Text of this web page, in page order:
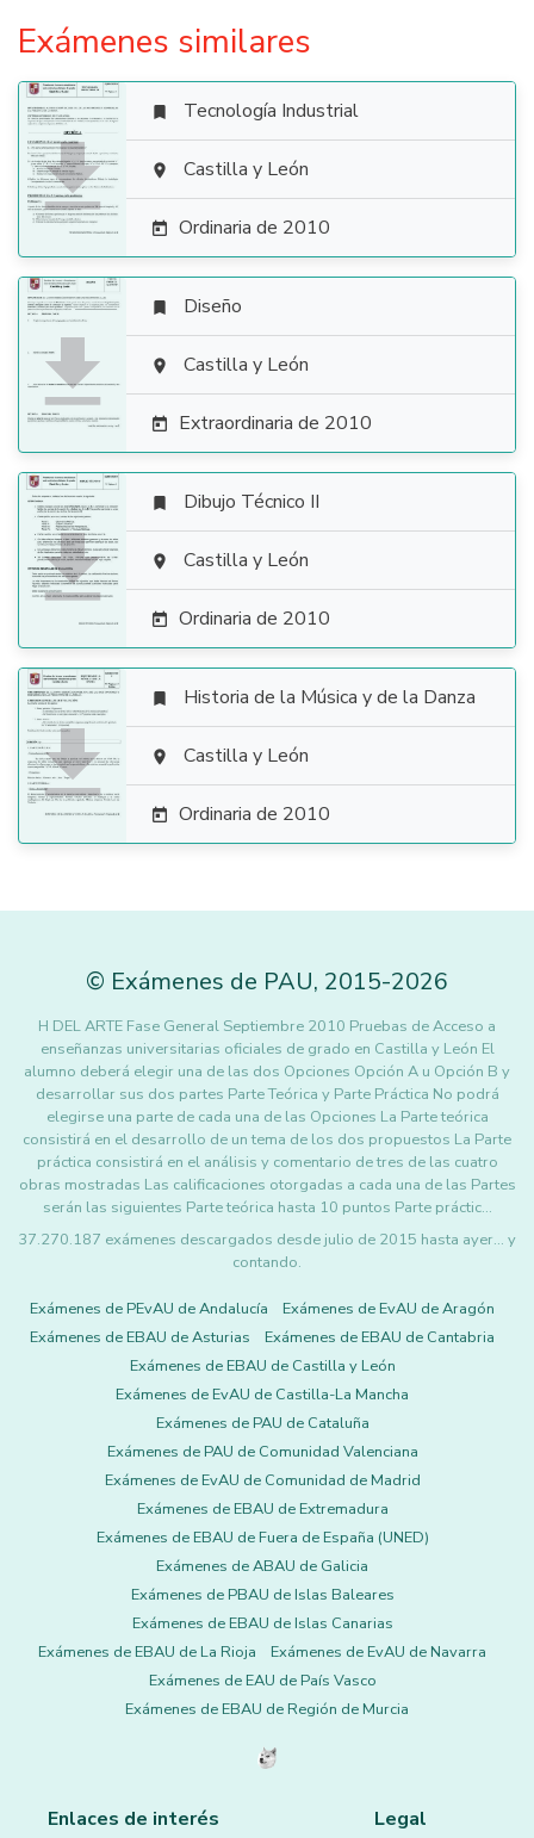
Exámenes similares

 Tecnología Industrial
 Castilla y León
 Ordinaria de 2010

 Diseño
 Castilla y León
 Extraordinaria de 2010

 Dibujo Técnico II
 Castilla y León
 Ordinaria de 2010

 Historia de la Música y de la Danza
 Castilla y León
 Ordinaria de 2010
© Exámenes de PAU, 2015-2026
H DEL ARTE Fase General Septiembre 2010 Pruebas de Acceso a
enseñanzas universitarias oficiales de grado en Castilla y León El
alumno deberá elegir una de las dos Opciones Opción A u Opción B y
desarrollar sus dos partes Parte Teórica y Parte Práctica No podrá
elegirse una parte de cada una de las Opciones La Parte teórica
consistirá en el desarrollo de un tema de los dos propuestos La Parte
práctica consistirá en el análisis y comentario de tres de las cuatro
obras mostradas Las calificaciones otorgadas a cada una de las Partes
serán las siguientes Parte teórica hasta 10 puntos Parte práctic…
37.270.187 exámenes descargados desde julio de 2015 hasta ayer... y
contando.
Exámenes de PEvAU de Andalucía
Exámenes de EvAU de Aragón
Exámenes de EBAU de Asturias
Exámenes de EBAU de Cantabria
Exámenes de EBAU de Castilla y León
Exámenes de EvAU de Castilla-La Mancha
Exámenes de PAU de Cataluña
Exámenes de PAU de Comunidad Valenciana
Exámenes de EvAU de Comunidad de Madrid
Exámenes de EBAU de Extremadura
Exámenes de EBAU de Fuera de España (UNED)
Exámenes de ABAU de Galicia
Exámenes de PBAU de Islas Baleares
Exámenes de EBAU de Islas Canarias
Exámenes de EBAU de La Rioja
Exámenes de EvAU de Navarra
Exámenes de EAU de País Vasco
Exámenes de EBAU de Región de Murcia
Enlaces de interés Legal